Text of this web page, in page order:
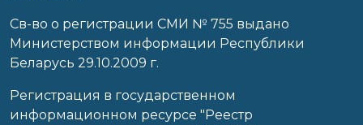
Св-во о регистрации СМИ № 755 выдано
Министерством информации Республики
Беларусь 29.10.2009 г.
Регистрация в государственном
информационном ресурсе "Реестр